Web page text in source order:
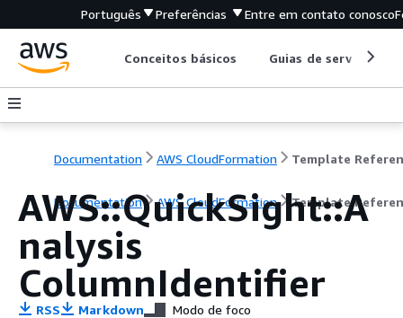
Português Preferências Entre em contato conosco
Conceitos básicos Guias de serviço
Documentation AWS CloudFormation Template
Documentation AWS CloudFormation Template
AWS::QuickSight::A
nalysis
ColumnIdentifier
RSS Markdown Modo de foco